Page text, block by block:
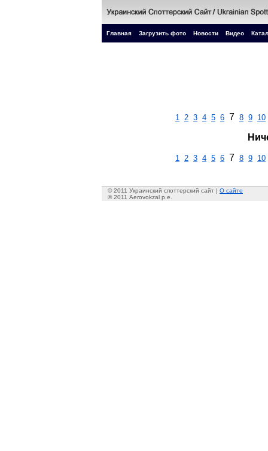
Главная Загрузить фото Новости Видео
1 2 3 4 5 6 7 8 9 10
1 2 3 4 5 6 7 8 9 10
© 2011 Украинский споттерский сайт | О сайте
© 2011 Aerovokzal p.e.